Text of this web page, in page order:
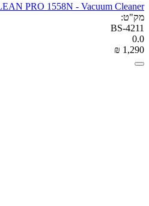
PRO 1558N - Vacuum Cleaner
מק"ט:
BS-4211
0.0
₪ 1,290